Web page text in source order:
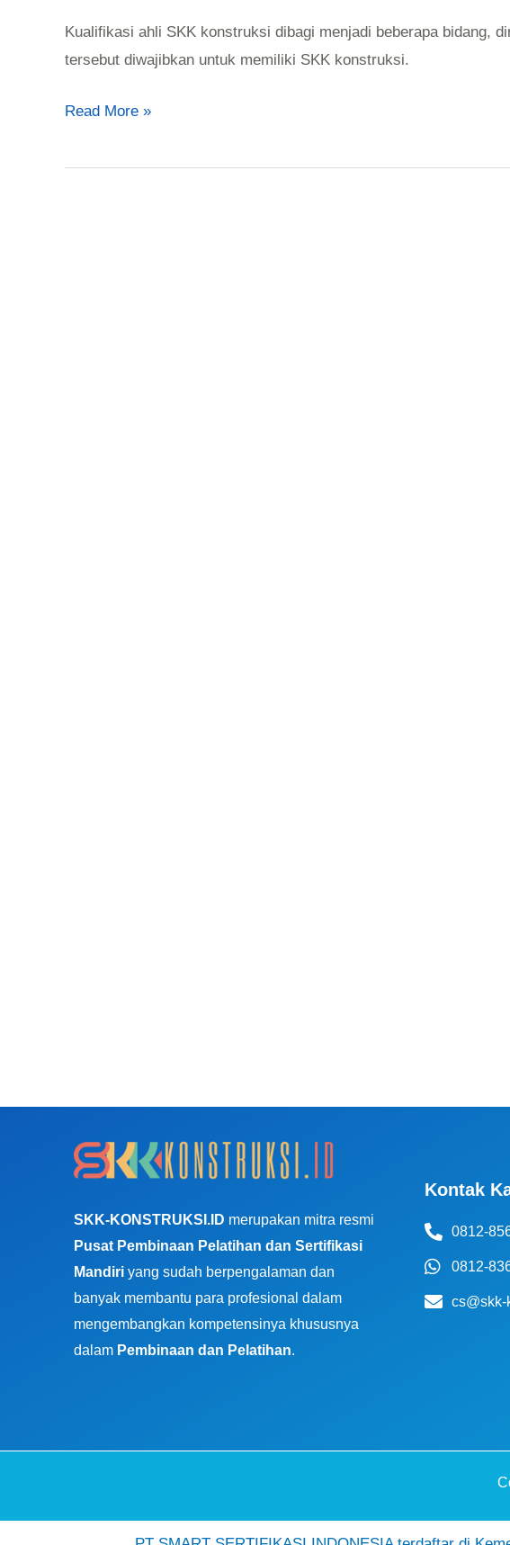
Kualifikasi ahli SKK konstruksi dibagi menjadi beberapa bidang,
tersebut diwajibkan untuk memiliki SKK konstruksi.
Read More »
SKK-KONSTRUKSI.ID merupakan mitra resmi
Pusat Pembinaan Pelatihan dan Sertifikasi
Mandiri yang sudah berpengalaman dan
banyak membantu para profesional dalam
mengembangkan kompetensinya khususnya
dalam Pembinaan dan Pelatihan.
Kontak
0812-
0812-
cs@skk-